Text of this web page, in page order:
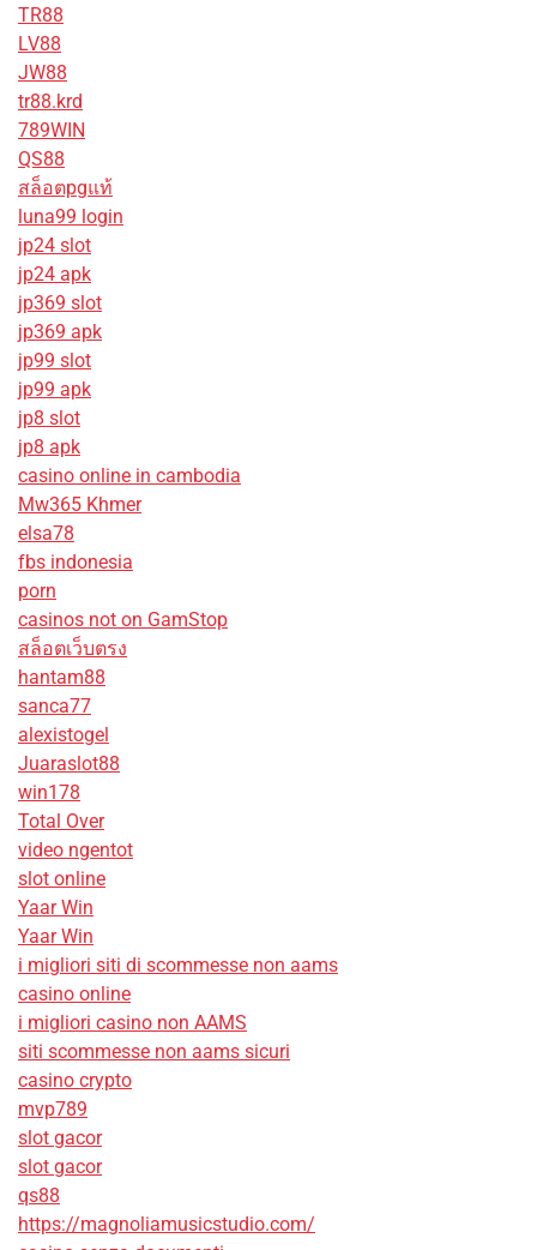
TR88
LV88
JW88
tr88.krd
789WIN
QS88
สล็อตpgแท้
luna99 login
jp24 slot
jp24 apk
jp369 slot
jp369 apk
jp99 slot
jp99 apk
jp8 slot
jp8 apk
casino online in cambodia
Mw365 Khmer
elsa78
fbs indonesia
porn
casinos not on GamStop
สล็อตเว็บตรง
hantam88
sanca77
alexistogel
Juaraslot88
win178
Total Over
video ngentot
slot online
Yaar Win
Yaar Win
i migliori siti di scommesse non aams
casino online
i migliori casino non AAMS
siti scommesse non aams sicuri
casino crypto
mvp789
slot gacor
slot gacor
qs88
https://magnoliamusicstudio.com/